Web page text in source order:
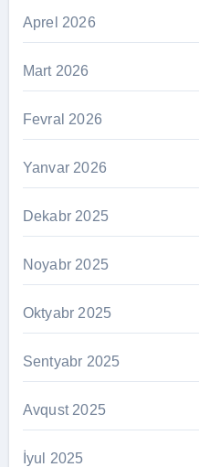
Aprel 2026
Mart 2026
Fevral 2026
Yanvar 2026
Dekabr 2025
Noyabr 2025
Oktyabr 2025
Sentyabr 2025
Avqust 2025
İyul 2025